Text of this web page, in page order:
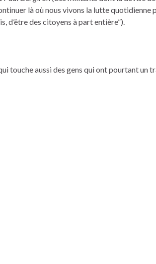
là où nous vivons la lutte quotidienne
d’être des citoyens à part entière”).
touche aussi des gens qui ont pourtant un